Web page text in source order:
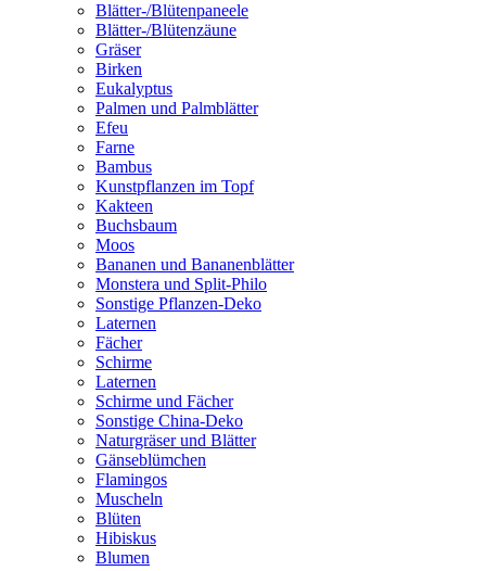
Blätter-/Blütenpaneele
Blätter-/Blütenzäune
Gräser
Birken
Eukalyptus
Palmen und Palmblätter
Efeu
Farne
Bambus
Kunstpflanzen im Topf
Kakteen
Buchsbaum
Moos
Bananen und Bananenblätter
Monstera und Split-Philo
Sonstige Pflanzen-Deko
Laternen
Fächer
Schirme
Laternen
Schirme und Fächer
Sonstige China-Deko
Naturgräser und Blätter
Gänseblümchen
Flamingos
Muscheln
Blüten
Hibiskus
Blumen